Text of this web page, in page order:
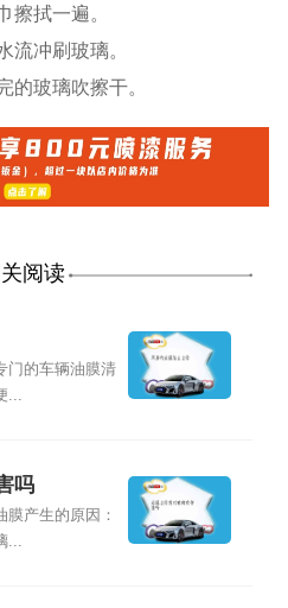
擦拭一遍。
流冲刷玻璃。
的玻璃吹擦干。
阅读
门的车辆油膜清
...
吗
产生的原因：